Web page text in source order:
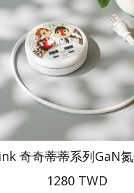
奇奇蒂蒂系列GaN
1280 TWD